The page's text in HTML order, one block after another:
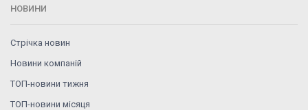
НОВИНИ
Стрічка новин
Новини компаній
ТОП-новини тижня
ТОП-новини місяця